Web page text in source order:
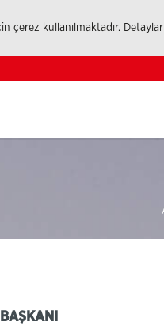
çerez kullanılmaktadır.